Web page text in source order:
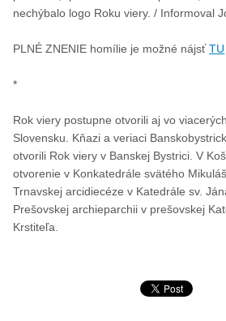
nechýbalo logo Roku viery. / Informoval
PLNÉ ZNENIE homílie je možné nájsťTU
*
Rok viery postupne otvorili aj vo
Slovensku. Kňazi a veriaci
otvorili Rok viery v Banskej Bystrici. V
otvorenie v Konkatedrále svätého
Trnavskej arcidiecéze v Katedrále sv.
Prešovskej archieparchii v prešovskej
Krstiteľa.